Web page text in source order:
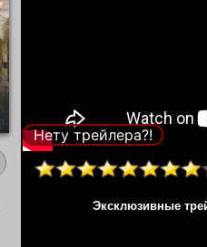
Нету трейлера?!
Эксклюзивные